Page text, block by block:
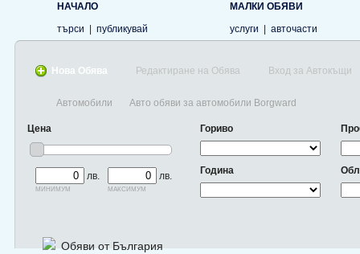
НАЧАЛО
търси
публикувай
МАЛКИ ОБЯВИ
услуги
авточасти
Нова Обява Редактиране на Обява Вход за Автокъщи
Автомобили Авто обяви за автомобили Borgward
Цена
лв.
минимум
лв.
максимум
Гориво
Година
Обяви от България